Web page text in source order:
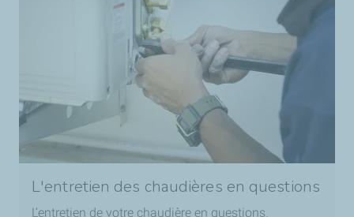
L'entretien des chaudières en questions
L’entretien de votre chaudière en questions.